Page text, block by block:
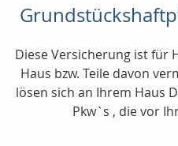
Diese Versicherung ist für
Haus bzw. Teile davon
lösen sich an Ihrem Haus
Pkw`s , die vor